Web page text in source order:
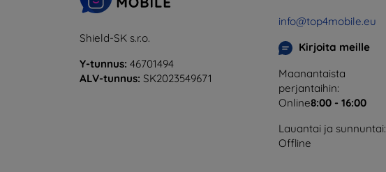
Shield-SK s.r.o.
Y-tunnus: 46701494
ALV-tunnus: SK2023549671
info@top4mobile.eu
Kirjoita meille
Maanantaista
perjantaihin:
Online8:00 - 16:00
Lauantai ja sunnuntai:
Offline